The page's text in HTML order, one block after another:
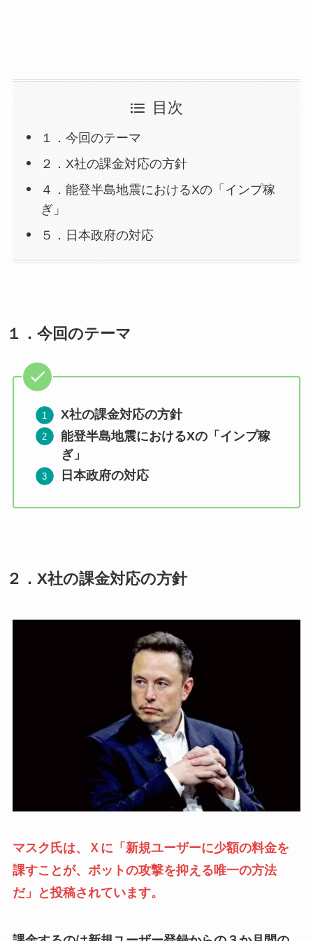
目次
１．今回のテーマ
２．X社の課金対応の方針
４．能登半島地震におけるXの「インプ稼
ぎ」
５．日本政府の対応
１．今回のテーマ
X社の課金対応の方針
能登半島地震におけるXの「インプ稼
ぎ」
日本政府の対応
２．X社の課金対応の方針
マスク氏は、Ｘに「新規ユーザーに少額の料金を
課すことが、ボットの攻撃を抑える唯一の方法
だ」と投稿されています。